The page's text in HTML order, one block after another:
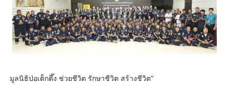
มูลนิธิป่อเต็กตึ๊ง ช่วยชีวิต รักษาชีวิต สร้างชีวิต”